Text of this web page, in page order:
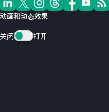
动画和动态效果
关闭 打开